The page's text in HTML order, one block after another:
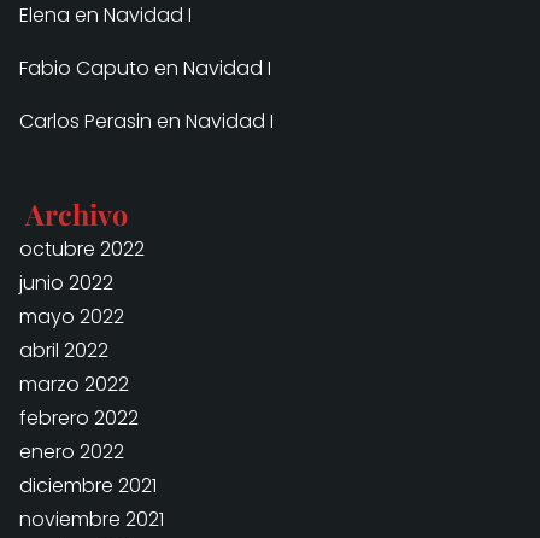
Elena en Navidad I
Fabio Caputo en Navidad I
Carlos Perasin en Navidad I
Archivo
octubre 2022
junio 2022
mayo 2022
abril 2022
marzo 2022
febrero 2022
enero 2022
diciembre 2021
noviembre 2021